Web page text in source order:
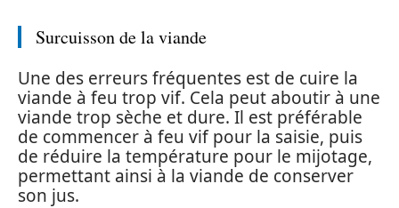
Surcuisson de la viande
Une des erreurs fréquentes est de cuire la
viande à feu trop vif. Cela peut aboutir à une
viande trop sèche et dure. Il est préférable
de commencer à feu vif pour la saisie, puis
de réduire la température pour le mijotage,
permettant ainsi à la viande de conserver
son jus.